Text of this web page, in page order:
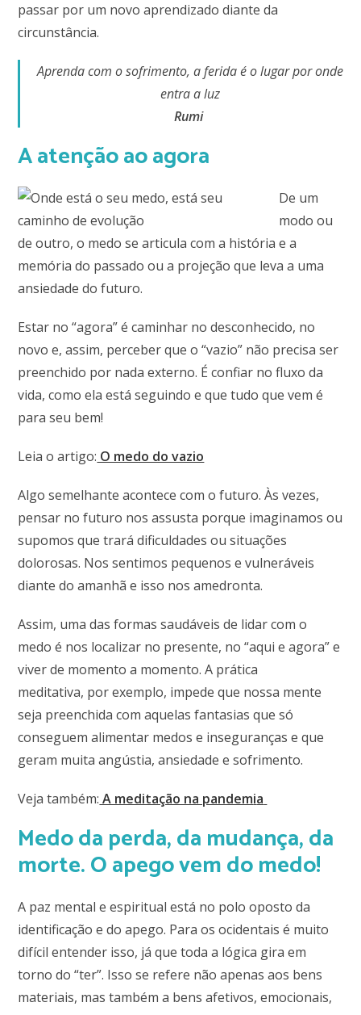
passar por um novo aprendizado diante da
circunstância.
Aprenda com o sofrimento, a ferida é o lugar por onde
entra a luz
Rumi
A atenção ao agora
De um
modo ou
de outro, o medo se articula com a história e a
memória do passado ou a projeção que leva a uma
ansiedade do futuro.
Estar no “agora” é caminhar no desconhecido, no
novo e, assim, perceber que o “vazio” não precisa ser
preenchido por nada externo. É confiar no fluxo da
vida, como ela está seguindo e que tudo que vem é
para seu bem!
Leia o artigo: O medo do vazio
Algo semelhante acontece com o futuro. Às vezes,
pensar no futuro nos assusta porque imaginamos ou
supomos que trará dificuldades ou situações
dolorosas. Nos sentimos pequenos e vulneráveis
diante do amanhã e isso nos amedronta.
Assim, uma das formas saudáveis de lidar com o
medo é nos localizar no presente, no “aqui e agora” e
viver de momento a momento. A prática
meditativa, por exemplo, impede que nossa mente
seja preenchida com aquelas fantasias que só
conseguem alimentar medos e inseguranças e que
geram muita angústia, ansiedade e sofrimento.
Veja também: A meditação na pandemia
Medo da perda, da mudança, da
morte. O apego vem do medo!
A paz mental e espiritual está no polo oposto da
identificação e do apego. Para os ocidentais é muito
difícil entender isso, já que toda a lógica gira em
torno do “ter”. Isso se refere não apenas aos bens
materiais, mas também a bens afetivos, emocionais,